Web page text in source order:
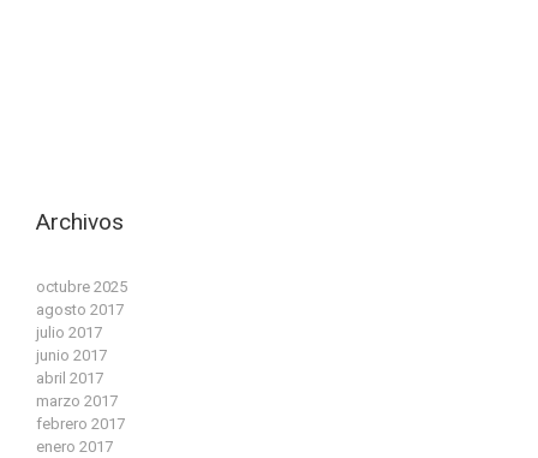
Archivos
octubre 2025
agosto 2017
julio 2017
junio 2017
abril 2017
marzo 2017
febrero 2017
enero 2017